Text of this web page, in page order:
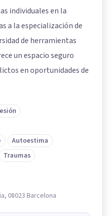
individuales en la
a la especialización de
de herramientas
un espacio seguro
en oportunidades de
Autoestima
Traumas
08023 Barcelona